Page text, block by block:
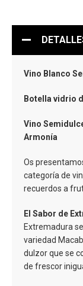
Vino Blanco
Botella vidrio
Vino
Armonía
Os
categoría de
recuerdos a
El Sabor de
Extremadura
variedad
dulzor que se
de frescor